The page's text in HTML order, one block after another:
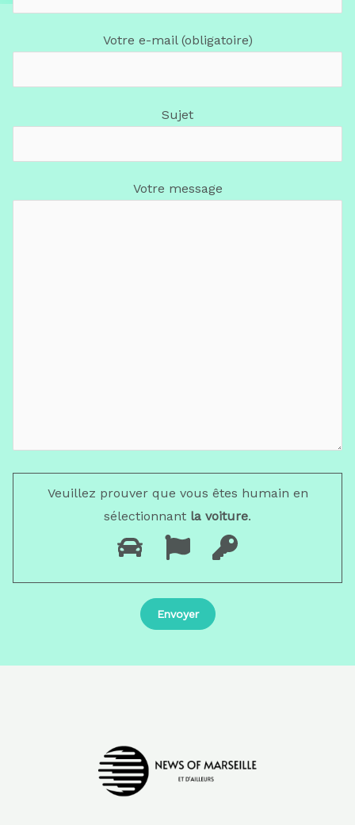
Votre e-mail (obligatoire)
Sujet
Votre message
Veuillez prouver que vous êtes humain en
sélectionnant la voiture.